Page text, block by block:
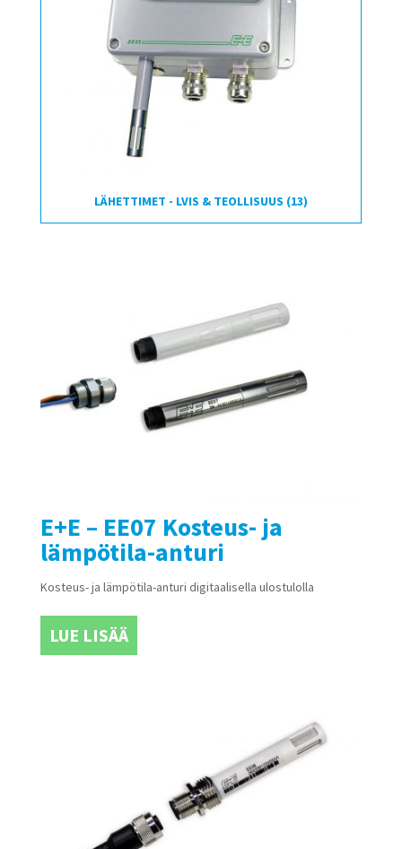
LÄHETTIMET - LVIS & TEOLLISUUS (13)
E+E – EE07 Kosteus- ja
lämpötila-anturi
Kosteus- ja lämpötila-anturi digitaalisella ulostulolla
LUE LISÄÄ